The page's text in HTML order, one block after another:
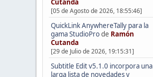
Cutanda
[05 de Agosto de 2026, 18:55:46]
QuickLink AnywhereTally para la
gama StudioProde Ramón
Cutanda
[29 de Julio de 2026, 19:15:31]
Subtitle Edit v5.1.0 incorpora una
larga lista de novedades y